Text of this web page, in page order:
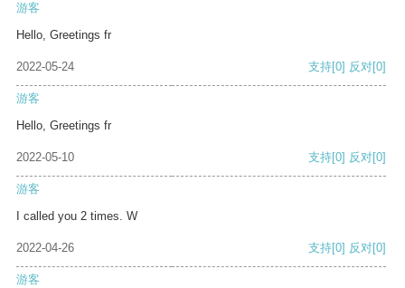
游客
Hello, Greetings fr
2022-05-24 支持[0] 反对[0]
游客
Hello, Greetings fr
2022-05-10 支持[0] 反对[0]
游客
I called you 2 times. W
2022-04-26 支持[0] 反对[0]
游客